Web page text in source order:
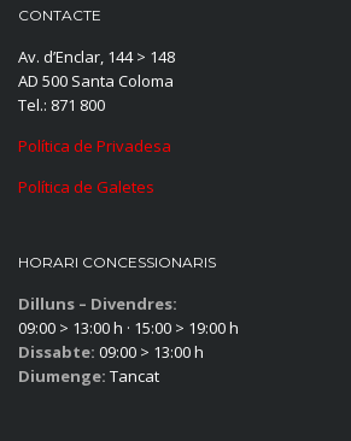
CONTACTE
Av. d’Enclar, 144 > 148
AD 500 Santa Coloma
Tel.: 871 800
Política de Privadesa
Política de Galetes
HORARI CONCESSIONARIS
Dilluns – Divendres:
09:00 > 13:00 h · 15:00 > 19:00 h
Dissabte: 09:00 > 13:00 h
Diumenge: Tancat